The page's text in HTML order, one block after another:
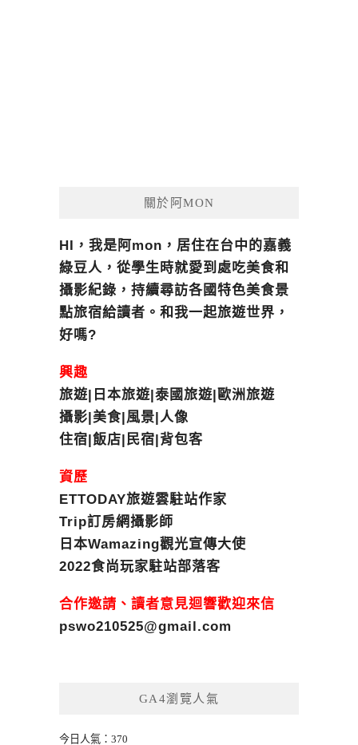
關於阿MON
HI，我是阿mon，居住在台中的嘉義
綠豆人，從學生時就愛到處吃美食和
攝影紀錄，持續尋訪各國特色美食景
點旅宿給讀者。和我一起旅遊世界，
好嗎?
興趣
旅遊|日本旅遊|泰國旅遊|歐洲旅遊
攝影|美食|風景|人像
住宿|飯店|民宿|背包客
資歷
ETTODAY旅遊雲駐站作家
Trip訂房網攝影師
日本Wamazing觀光宣傳大使
2022食尚玩家駐站部落客
合作邀請、讀者意見迴響歡迎來信
pswo210525@gmail.com
GA4瀏覽人氣
今日人氣：370